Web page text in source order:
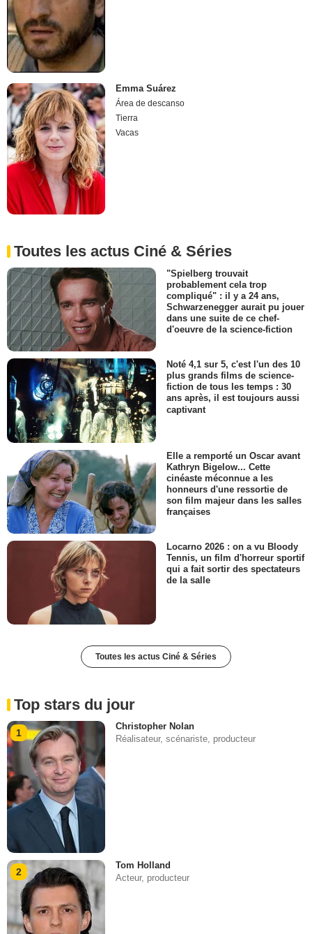
Emma Suárez
Área de descanso
Tierra
Vacas
Toutes les actus Ciné & Séries
"Spielberg trouvait
probablement cela trop
compliqué" : il y a 24 ans,
Schwarzenegger aurait pu jouer
dans une suite de ce chef-
d'oeuvre de la science-fiction
Noté 4,1 sur 5, c'est l'un des 10
plus grands films de science-
fiction de tous les temps : 30
ans après, il est toujours aussi
captivant
Elle a remporté un Oscar avant
Kathryn Bigelow... Cette
cinéaste méconnue a les
honneurs d'une ressortie de
son film majeur dans les salles
françaises
Locarno 2026 : on a vu Bloody
Tennis, un film d'horreur sportif
qui a fait sortir des spectateurs
de la salle
Toutes les actus Ciné & Séries
Top stars du jour
1
Christopher Nolan
Réalisateur, scénariste, producteur
2
Tom Holland
Acteur, producteur